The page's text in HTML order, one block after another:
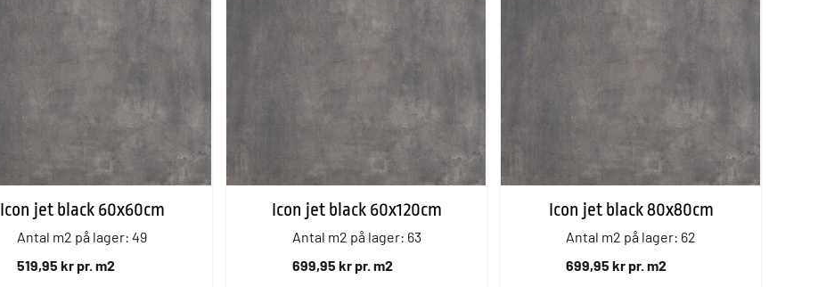
Icon jet black 60x60cm
Antal m2 på lager: 49
519,95 kr pr. m2
Icon jet black 60x120cm
Antal m2 på lager: 63
699,95 kr pr. m2
Icon jet black 80x80cm
Antal m2 på lager: 62
699,95 kr pr. m2